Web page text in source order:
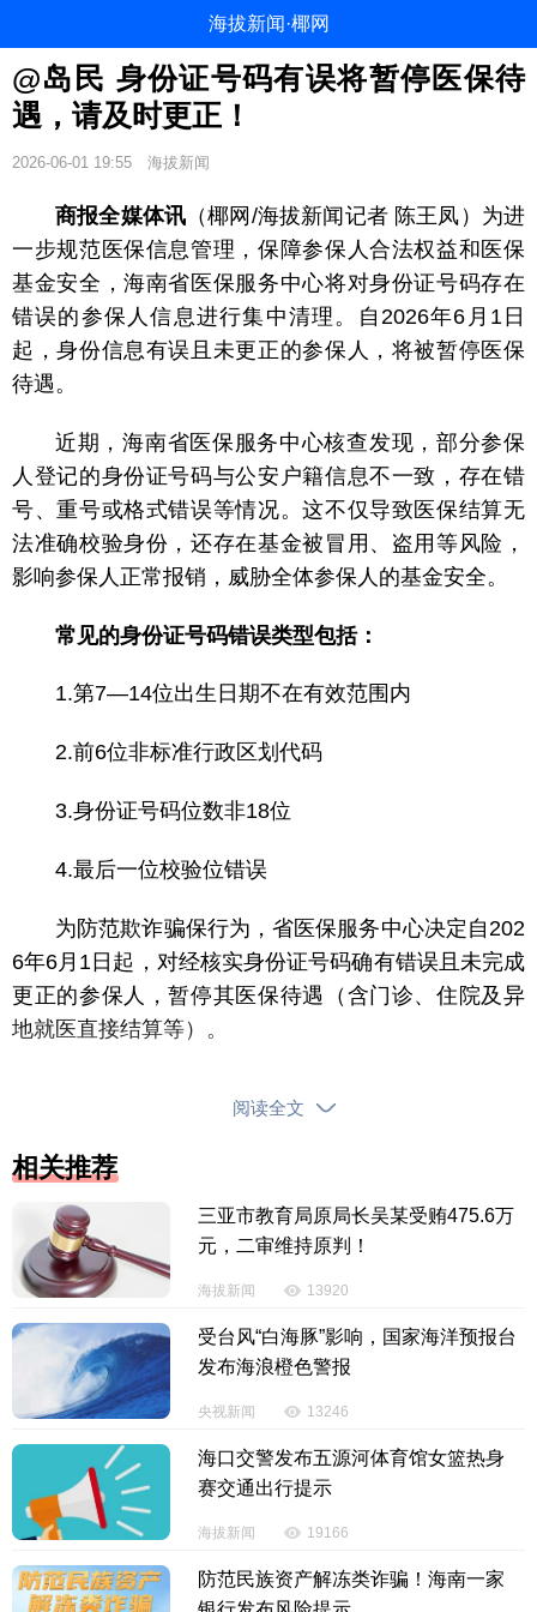
海拔新闻·椰网
@岛民 身份证号码有误将暂停医保待
遇，请及时更正！
2026-06-01 19:55 海拔新闻
商报全媒体讯 （椰网/海拔新闻记者 陈王凤）为进
一步规范医保信息管理，保障参保人合法权益和医保
基金安全，海南省医保服务中心将对身份证号码存在
错误的参保人信息进行集中清理。自2026年6月1日
起，身份信息有误且未更正的参保人，将被暂停医保
待遇。
近期，海南省医保服务中心核查发现，部分参保
人登记的身份证号码与公安户籍信息不一致，存在错
号、重号或格式错误等情况。这不仅导致医保结算无
法准确校验身份，还存在基金被冒用、盗用等风险，
影响参保人正常报销，威胁全体参保人的基金安全。
常见的身份证号码错误类型包括：
1.第7—14位出生日期不在有效范围内
2.前6位非标准行政区划代码
3.身份证号码位数非18位
4.最后一位校验位错误
为防范欺诈骗保行为，省医保服务中心决定自202
6年6月1日起，对经核实身份证号码确有错误且未完成
更正的参保人，暂停其医保待遇（含门诊、住院及异
地就医直接结算等）。
请持本人有效身份证件，尽快到参保地医保经办机构
申请更正。完成更正后，医保待遇将及时恢复。
请广大参保人相互转告，及时核对个人信息。如
有疑问，可向参保地医保经办机构咨询。
版权声明：国际旅游岛商报全媒体文字、图片、视频、音频等版权作
品，欢迎转发，但非经本报书面授权同意，严禁包括但不限于转载或改
阅读全文
相关推荐
三亚市教育局原局长吴某受贿475.6万
元，二审维持原判！
海拔新闻 13920
受台风“白海豚”影响，国家海洋预报台
发布海浪橙色警报
央视新闻 13246
海口交警发布五源河体育馆女篮热身
赛交通出行提示
海拔新闻 19166
防范民族资产解冻类诈骗！海南一家